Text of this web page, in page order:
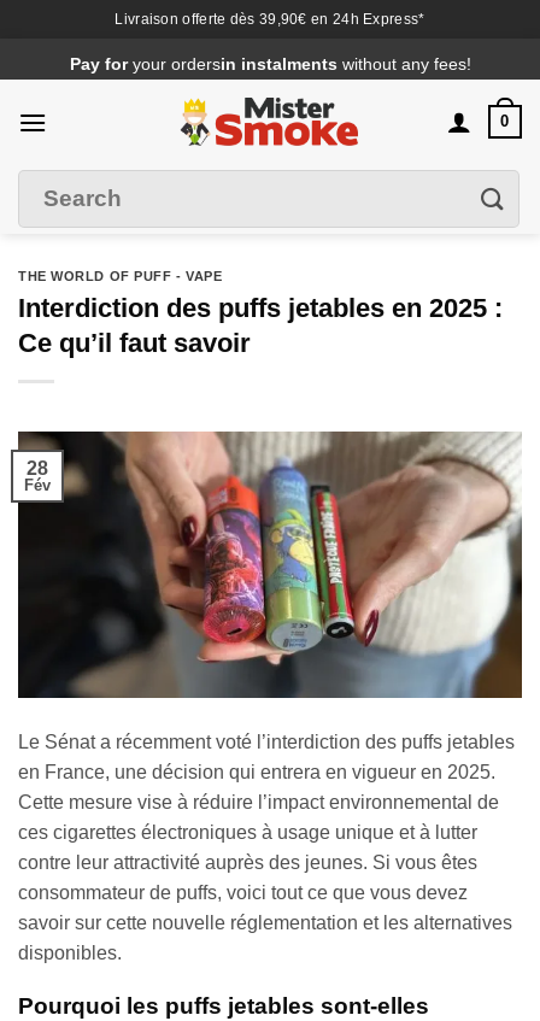
Livraison offerte dès 39,90€ en 24h Express*
au
contenu
Pay foryour ordersin instalments without any fees!
0
THE WORLD OF PUFF - VAPE
Interdiction des puffs jetables en 2025 :
Ce qu’il faut savoir
28
Fév
Le Sénat a récemment voté l’interdiction des puffs jetables
en France, une décision qui entrera en vigueur en 2025.
Cette mesure vise à réduire l’impact environnemental de
ces cigarettes électroniques à usage unique et à lutter
contre leur attractivité auprès des jeunes. Si vous êtes
consommateur de puffs, voici tout ce que vous devez
savoir sur cette nouvelle réglementation et les alternatives
disponibles.
Pourquoi les puffs jetables sont-elles